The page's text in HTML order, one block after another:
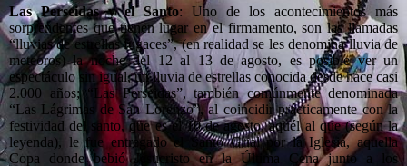
Las Perseidas y el Santo: Uno de los acontecimientos más
sorprendentes que tienen lugar en el firmamento, son las llamadas
“lluvias de estrellas fugaces”, (en realidad se les denomina lluvia de
meteoros) la noche del 12 al 13 de agosto, es posible ver un
espectáculo sin igual, un lluvia de estrellas conocida desde hace casi
2.000 años; “Las Perseidas”, también comúnmente denominada
“Las Lágrimas de San Lorenzo”, al coincidir prácticamente con la
festividad del santo, que es el 10 de agosto, aquél al que (según la
leyenda), le fue entregado el Santo Grial por la Iglesia, aquella
Copa donde bebió Jesucristo en la Última Cena junto a los